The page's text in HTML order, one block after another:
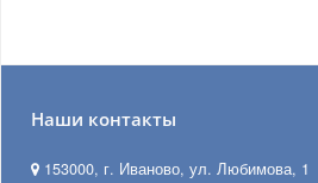
Наши контакты
153000, г. Иваново, ул. Любимова, 1